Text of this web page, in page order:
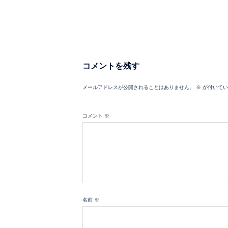
コメントを残す
メールアドレスが公開されることはありません。 ※ が付いて
コメント ※
名前 ※